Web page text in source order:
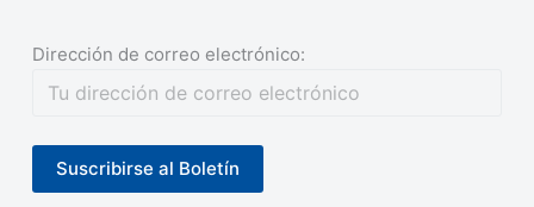
Dirección de correo electrónico: